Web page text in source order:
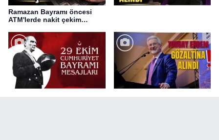
Ramazan Bayramı öncesi
ATM'lerde nakit çekim